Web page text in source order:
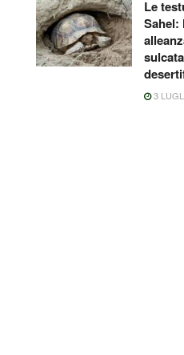
Le
Sahel:
3